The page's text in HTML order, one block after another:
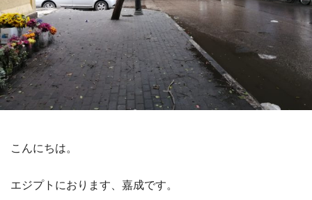
こんにちは。
エジプトにおります、嘉成です。